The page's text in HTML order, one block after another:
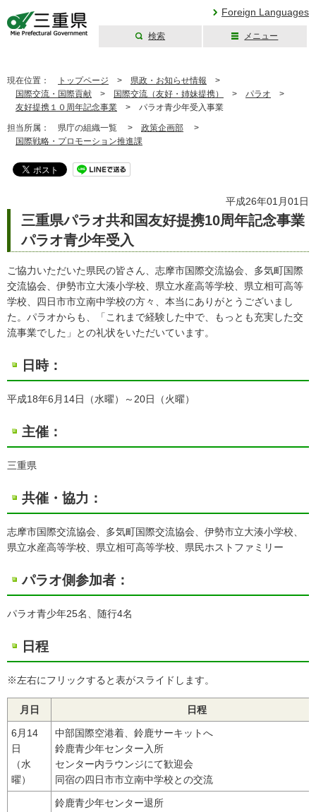
Foreign Languages
検索 メニュー
現在位置： トップページ > 県政・お知らせ情報 >
国際交流・国際貢献 > 国際交流（友好・姉妹提携） > パラオ >
友好提携１０周年記念事業 > パラオ青少年受入事業
担当所属： 県庁の組織一覧 > 政策企画部 >
国際戦略・プロモーション推進課
平成26年01月01日
三重県パラオ共和国友好提携10周年記念事業
パラオ青少年受入
ご協力いただいた県民の皆さん、志摩市国際交流協会、多気町国際
交流協会、伊勢市立大湊小学校、県立水産高等学校、県立相可高等
学校、四日市市立南中学校の方々、本当にありがとうございまし
た。パラオからも、「これまで経験した中で、もっとも充実した交
流事業でした」との礼状をいただいています。
日時：
平成18年6月14日（水曜）～20日（火曜）
主催：
三重県
共催・協力：
志摩市国際交流協会、多気町国際交流協会、伊勢市立大湊小学校、
県立水産高等学校、県立相可高等学校、県民ホストファミリー
パラオ側参加者：
パラオ青少年25名、随行4名
日程
※左右にフリックすると表がスライドします。
月日 日程
6月14
日
（水
曜）
中部国際空港着、鈴鹿サーキットへ
鈴鹿青少年センター入所
センター内ラウンジにて歓迎会
同宿の四日市市立南中学校との交流
鈴鹿青少年センター退所